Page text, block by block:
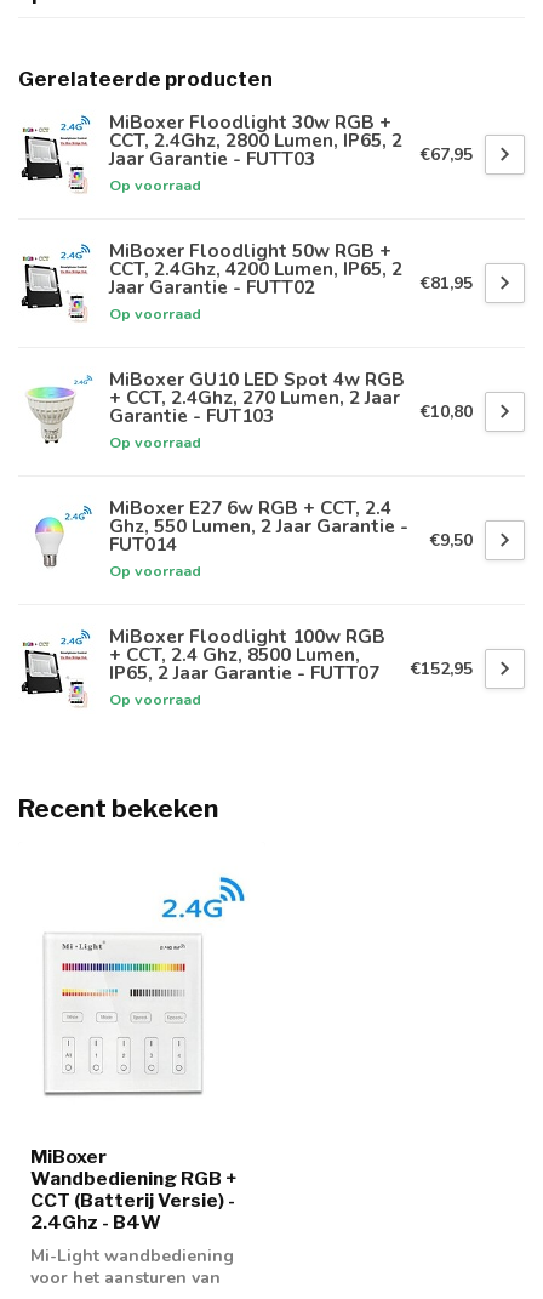
Gerelateerde producten
MiBoxer Floodlight 30w RGB +
CCT, 2.4Ghz, 2800 Lumen, IP65, 2
Jaar Garantie - FUTT03
Op voorraad
€67,95
MiBoxer Floodlight 50w RGB +
CCT, 2.4Ghz, 4200 Lumen, IP65, 2
Jaar Garantie - FUTT02
Op voorraad
€81,95
MiBoxer GU10 LED Spot 4w RGB
+ CCT, 2.4Ghz, 270 Lumen, 2 Jaar
Garantie - FUT103
Op voorraad
€10,80
MiBoxer E27 6w RGB + CCT, 2.4
Ghz, 550 Lumen, 2 Jaar Garantie -
FUT014
Op voorraad
€9,50
MiBoxer Floodlight 100w RGB
+ CCT, 2.4 Ghz, 8500 Lumen,
IP65, 2 Jaar Garantie - FUTT07
Op voorraad
€152,95
Recent bekeken
MiBoxer
Wandbediening RGB +
CCT (Batterij Versie) -
2.4Ghz - B4W
Mi-Light wandbediening
voor het aansturen van